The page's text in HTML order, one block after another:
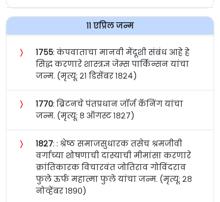
११ एप्रिल जन्म
〉 १७५५: कंपवाताचा मानवी मेंदूशी संबंध आहे हे
सिद्ध करणारे शास्त्रज्ञ जेम्स पार्किन्सन यांचा
जन्म. (मृत्यू: २१ डिसेंबर १८२४)
〉 १७७०: ब्रिटनचे पंतप्रधान जॉर्ज कॅनिंग यांचा
जन्म. (मृत्यू: ८ ऑगस्ट १८२७)
〉 १८२७: : श्रेष्ठ समाजसुधारक तसेच श्रमजीवी
वर्गाच्या शोषणाची दास्याची मीमांसा करणारे
क्रांतिकारक विचारवंत जोतिराव गोविंदराव
फुले ऊर्फ महात्मा फुले यांचा जन्म. (मृत्यू: २८
नोव्हेंबर १८९०)